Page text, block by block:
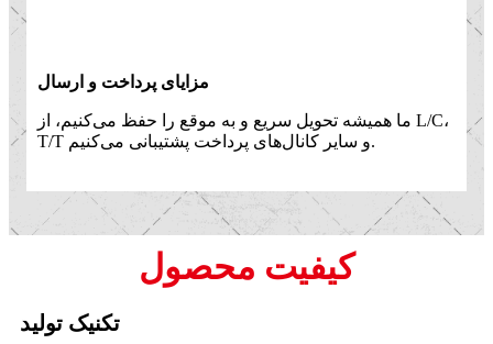
مزایای پرداخت و ارسال
ما همیشه تحویل سریع و به موقع را حفظ می‌کنیم، از L/C،
T/T و سایر کانال‌های پرداخت پشتیبانی می‌کنیم.
کیفیت محصول
تکنیک تولید